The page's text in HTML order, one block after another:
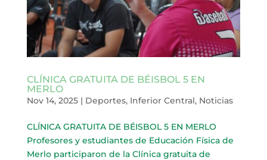
CLÍNICA GRATUITA DE BÉISBOL 5 EN
MERLO
Nov 14, 2025| Deportes, Inferior Central, Noticias
CLÍNICA GRATUITA DE BÉISBOL 5 EN MERLO
Profesores y estudiantes de Educación Física de
Merlo participaron de la Clínica gratuita de